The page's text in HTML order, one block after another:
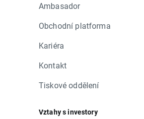
Ambasador
Obchodní platforma
Kariéra
Kontakt
Tiskové oddělení
Vztahy s investory